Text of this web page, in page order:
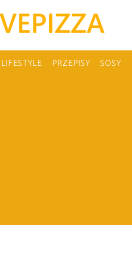
LIFESTYLE PRZEPISY SOSY